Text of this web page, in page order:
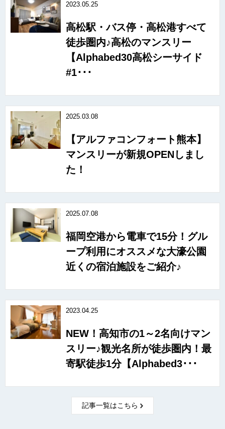
2023.05.25
高松駅・バス停・高松港すべて
徒歩圏内♪高松のマンスリー
【Alphabed30高松シーサイド
#1･･･
2025.03.08
【アルファコンフォート熊本】
マンスリーが新規OPENしまし
た！
2025.07.08
福岡空港から電車で15分！グル
ープ利用にオススメな大濠公園
近くの宿泊施設をご紹介♪
2023.04.25
NEW！高知市の1～2名向けマン
スリー♪観光名所が徒歩圏内！最
寄駅徒歩1分【Alphabed3･･･
記事一覧はこちら